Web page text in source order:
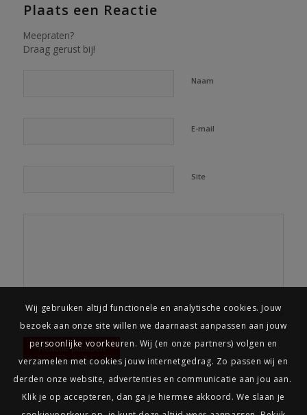
Plaats een Reactie
Meepraten?
Draag gerust bij!
Naam
E-mail
Site
Wij gebruiken altijd functionele en analytische cookies. Jouw
bezoek aan onze site willen we daarnaast aanpassen aan jouw
persoonlijke voorkeuren. Wij (en onze partners) volgen en
verzamelen met cookies jouw internetgedrag. Zo passen wij en
derden onze website, advertenties en communicatie aan jou aan. ​
Klik je op accepteren, dan ga je hiermee akkoord. We slaan je